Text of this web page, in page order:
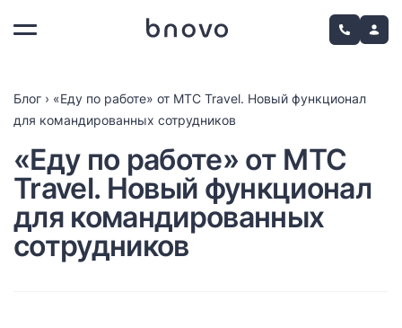
Блог › «Еду по работе» от МТС Travel. Новый функционал
для командированных сотрудников
«Еду по работе» от МТС
Travel. Новый функционал
для командированных
сотрудников